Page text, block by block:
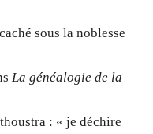
sous la noblesse
La généalogie de la
: « je déchire